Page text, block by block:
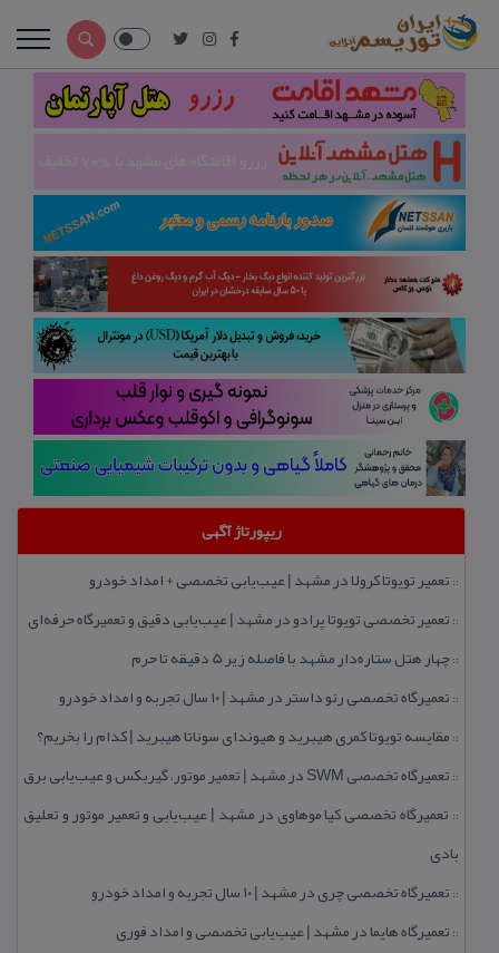
ریپورتاژ آگهی
:: تعمیر تویوتا كرولا در مشهد | عیب‌یابی تخصصی + امداد خودرو
:: تعمیر تخصصی تویوتا پرادو در مشهد | عیب‌یابی دقیق و تعمیرگاه حرفه‌ای
::چهار هتل‌ ستاره‌دار مشهد با فاصله زیر 5 دقیقه تا حرم
:: تعمیرگاه تخصصی رنو داستر در مشهد | ۱۰ سال تجربه و امداد خودرو
:: مقایسه تویوتا كمری هیبرید و هیوندای سوناتا هیبرید | كدام را بخریم؟
:: تعمیرگاه تخصصی SWM در مشهد | تعمیر موتور، گیربكس و عیب‌یابی برق
:: تعمیرگاه تخصصی كیا موهاوی در مشهد | عیب‌یابی و تعمیر موتور و تعلیق
بادی
:: تعمیرگاه تخصصی چری در مشهد | ۱۰ سال تجربه و امداد خودرو
:: تعمیرگاه هایما در مشهد | عیب‌یابی تخصصی و امداد فوری